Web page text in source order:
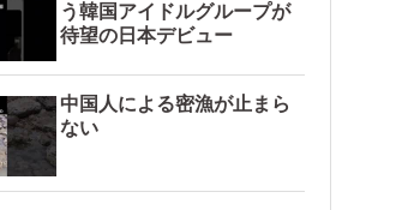
う韓国アイドルグループが
待望の日本デビュー
中国人による密漁が止まら
ない